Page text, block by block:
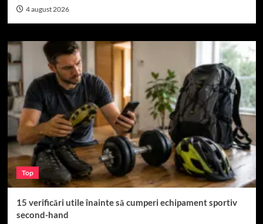
4 august 2026
Top
15 verificări utile înainte să cumperi echipament sportiv
second-hand